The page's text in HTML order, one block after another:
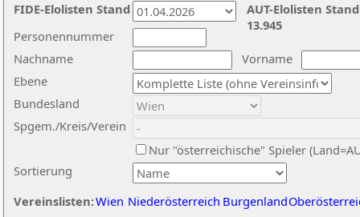
Nachname
Vorname
Ebene
Sortierung
Personennummer
Bundesland
Spgem./Kreis/Verein
Nur "österreichische" Spieler
Vereinslisten:Wien Niederösterreich Burgenland
AUT-Elolisten
13.945
FIDE-Elolisten Stand